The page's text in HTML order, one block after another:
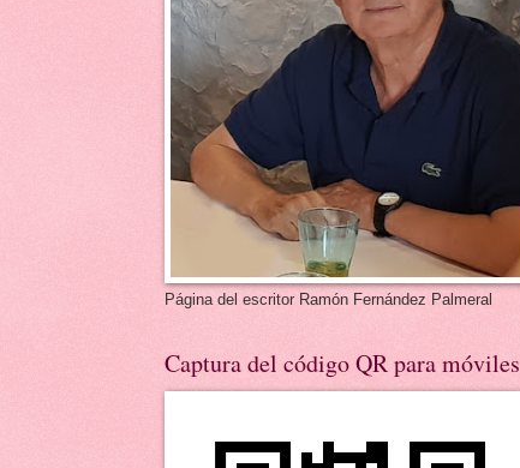
Página del escritor Ramón Fernández Palmeral
Captura del código QR para móviles